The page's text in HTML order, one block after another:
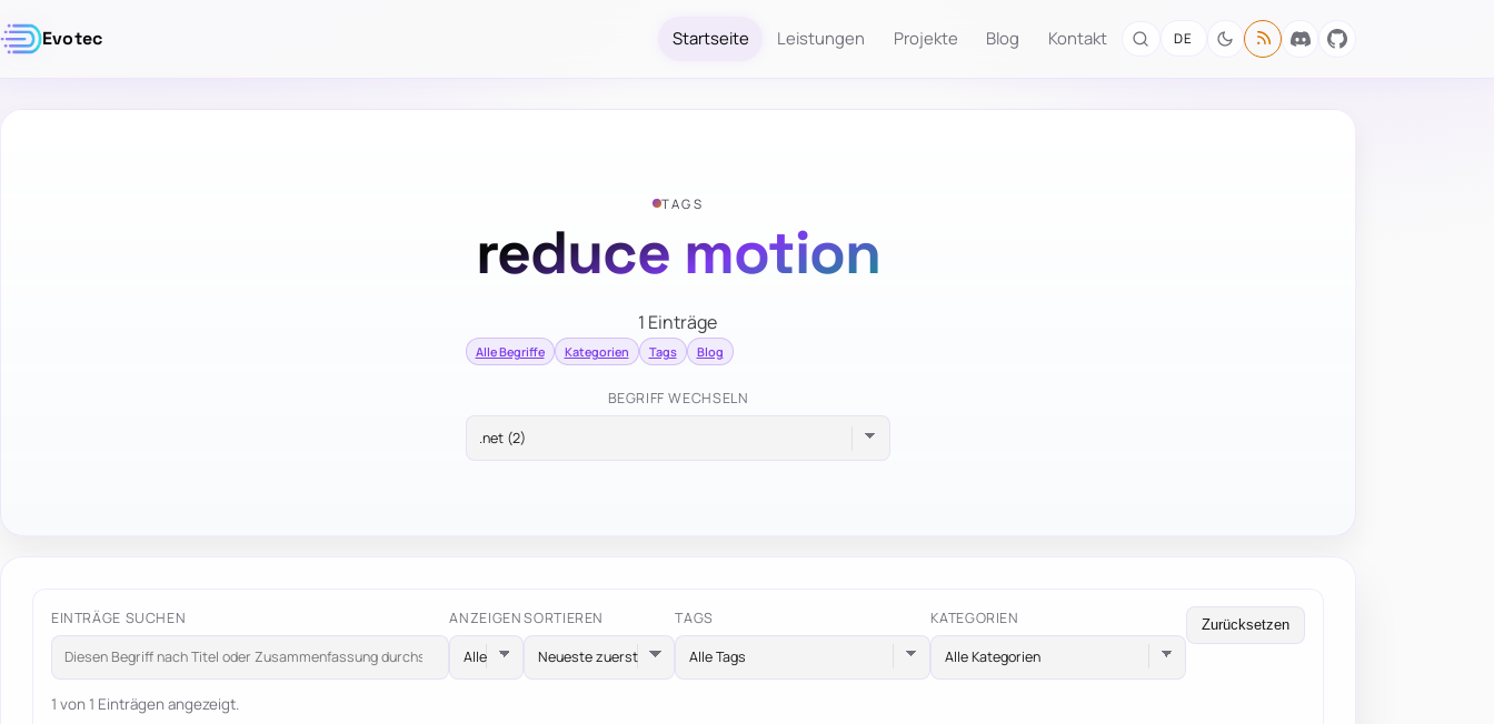
Evotec Startseite Leistungen Projekte Blog Kontakt DE
TAGS
reduce motion
1 Einträge
Alle Begriffe Kategorien Tags Blog
BEGRIFF WECHSELN
EINTRÄGE SUCHEN ANZEIGEN SORTIEREN TAGS
Alle Tags
KATEGORIEN
Alle Kategorien
Zurücksetzen
1 von 1 Einträgen angezeigt.